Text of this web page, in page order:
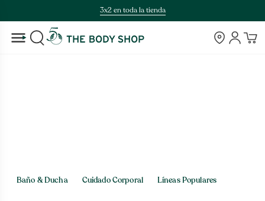
3x2 en toda la tienda
BUSCAR Tiendas
Cuenta
Baño & Ducha Cuidado Corporal Líneas Populares